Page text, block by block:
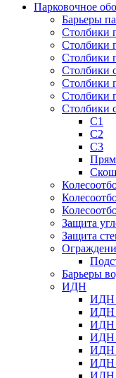
Парковочное
Барьеры
Столбики
Столбики
Столбики
Столбики
Столбики
Столбики
Столбики
С1
С2
С3
Защита
Защита
Барьеры
ИДН
ИДН
ИДН
ИДН
ИДН
ИДН
ИДН
ИДН